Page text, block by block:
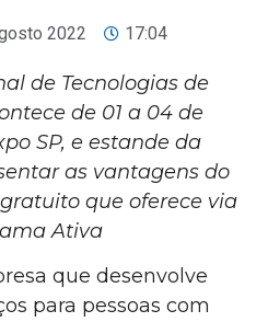
2022 17:04
de Tecnologias de
de 01 a 04 de
SP, e estande da
as vantagens do
que oferece via
Ativa
que desenvolve
para pessoas com